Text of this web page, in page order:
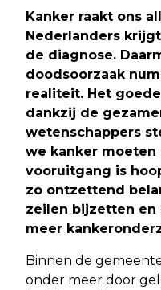
Kanker raakt ons
Nederlanders
de diagnose.
doodsoorzaak
realiteit. Het
dankzij de
wetenschappers
we kanker moeten
vooruitgang is
zo ontzettend
zeilen bijzetten
meer
Binnen de
onder meer door